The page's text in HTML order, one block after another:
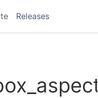
Releases